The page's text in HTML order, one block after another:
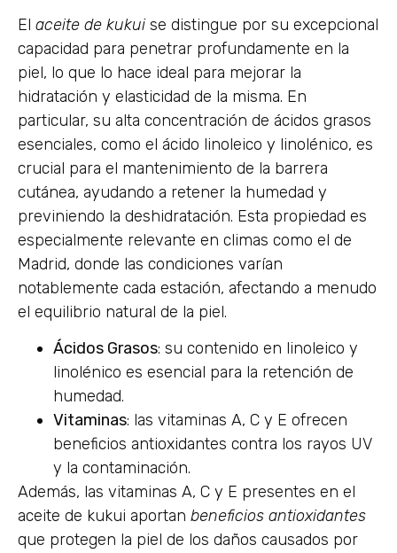
El aceite de kukuise distingue por su excepcional
capacidad para penetrar profundamente en la
piel, lo que lo hace ideal para mejorar la
hidratación y elasticidad de la misma. En
particular, su alta concentración de ácidos grasos
esenciales, como el ácido linoleico y linolénico, es
crucial para el mantenimiento de la barrera
cutánea, ayudando a retener la humedad y
previniendo la deshidratación. Esta propiedad es
especialmente relevante en climas como el de
Madrid, donde las condiciones varían
notablemente cada estación, afectando a menudo
el equilibrio natural de la piel.
Ácidos Grasos: su contenido en linoleico y
linolénico es esencial para la retención de
humedad.
Vitaminas: las vitaminas A, C y E ofrecen
beneficios antioxidantes contra los rayos UV
y la contaminación.
Además, las vitaminas A, C y E presentes en el
aceite de kukui aportan beneficios antioxidantes
que protegen la piel de los daños causados por